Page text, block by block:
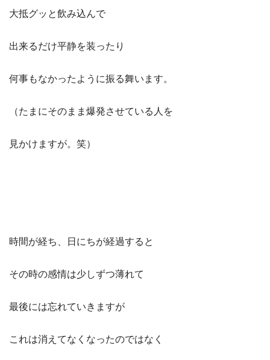
大抵グッと飲み込んで
出来るだけ平静を装ったり
何事もなかったように振る舞います。
（たまにそのまま爆発させている人を
見かけますが。笑）
時間が経ち、日にちが経過すると
その時の感情は少しずつ薄れて
最後には忘れていきますが
これは消えてなくなったのではなく